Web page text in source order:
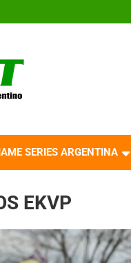
del
SERIES ARGENTINA
EKVP